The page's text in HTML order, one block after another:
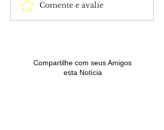
Projeto de
Comente e avalie
Compartilhe com seus Amigos
esta Notícia